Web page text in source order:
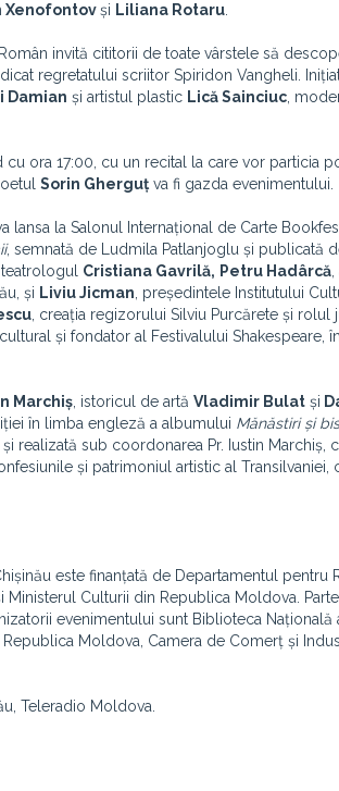
Xenofontovși Liliana Rotaru
invită cititorii de toate vârstele să
regretatului scriitor Spiridon Vangheli.
Damian și artistul plastic Lică Sainciuc ,
ora 17:00, cu un recital la care vor particia
Sorin Gherguț va fi gazda evenimentului.
la Salonul Internațional de Carte
, semnată de Ludmila Patlanjoglu și publicată
Cristiana Gavrilă, Petru Hadârcă
și Liviu Jicman , președintele Institutului
, creația regizorului Silviu Purcărete și rolul
și fondator al Festivalului Shakespeare,
Marchiș , istoricul de artă Vladimir Bulat și
în limba engleză a albumului Mănăstiri și
realizată sub coordonarea Pr. Iustin Marchiș,
și patrimoniul artistic al
este finanțată de Departamentul pentru
Culturii din Republica Moldova.
evenimentului sunt Biblioteca Națională
Moldova, Camera de Comerț și
Teleradio Moldova.